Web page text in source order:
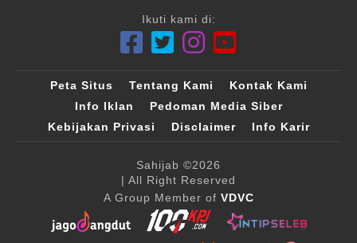
Ikuti kami di:
Peta Situs Tentang Kami
Kontak Kami
Info Iklan
Pedoman Media Siber
Kebijakan Privasi
Disclaimer Info Karir
Sahijab ©2026
| All Right Reserved
A Group Member of VDVC